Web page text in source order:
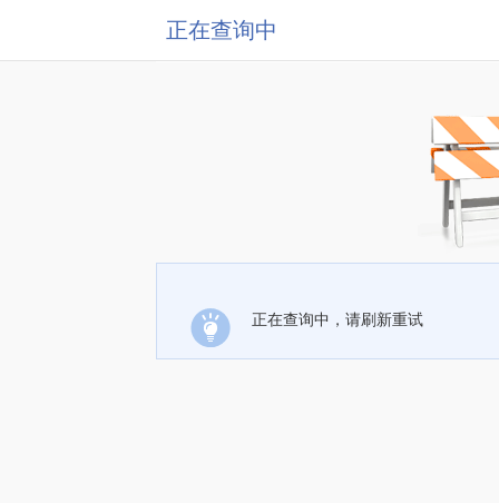
正在查询中
正在查询中，请刷新重试